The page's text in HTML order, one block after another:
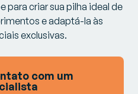
para criar sua pilha ideal de
e adaptá-la às
exclusivas.
com um